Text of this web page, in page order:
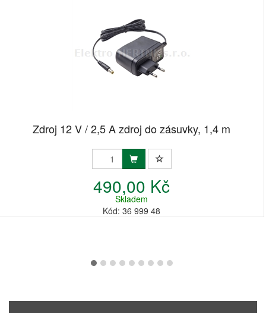
Zdroj 12 V / 2,5 A zdroj do zásuvky, 1,4 m
490,00 Kč
Skladem
Kód: 36 999 48